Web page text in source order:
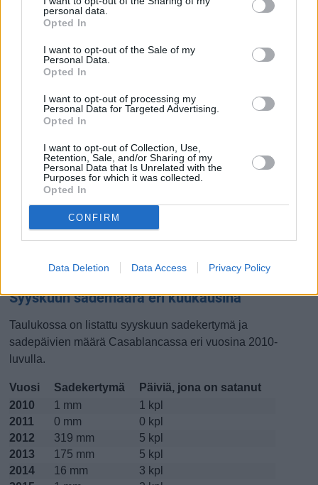
personal data.
Opted In
I want to opt-out of the Sale of my
Personal Data.
Opted In
I want to opt-out of processing my
Personal Data for Targeted Advertising.
Opted In
I want to opt-out of Collection, Use,
Retention, Sale, and/or Sharing of my
Personal Data that Is Unrelated with the
Purposes for which it was collected.
Opted In
CONFIRM
Data Deletion Data Access Privacy Policy
0 kpl
3 kpl
Entä muut kuukaudet? Miten paljon
Casablancassa on satanut...
Tammikuussa Helmikuussa Maaliskuussa
Heinäkuussa Elokuussa Syyskuussa
Lokakuussa
Kiinnostavatko lämpötilat?
viime vuosina.
Syyskuun sademäärä eri kuukausina
Taulukossa on listattu syyskuun sadekertymä ja
sadepäivien määrä Casablancassa eri vuosina 2010-
luvulla.
Vuosi Sadekertymä
Päiviä, jona on satanut
2010
1 mm
1 kpl
2011
0 mm
0 kpl
2012
319 mm
5 kpl
2013
175 mm
5 kpl
2014
16 mm
3 kpl